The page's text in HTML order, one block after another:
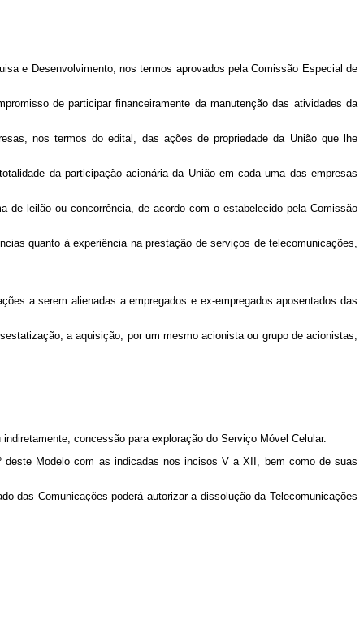
e Desenvolvimento, nos termos aprovados pela Comissão Especial de
de participar financeiramente da manutenção das atividades da
nos termos do edital, das ações de propriedade da União que lhe
da participação acionária da União em cada uma das empresas
de leilão ou concorrência, de acordo com o estabelecido pela Comissão
quanto à experiência na prestação de serviços de telecomunicações,
a serem alienadas a empregados e ex-empregados aposentados das
a aquisição, por um mesmo acionista ou grupo de acionistas,
concessão para exploração do Serviço Móvel Celular.
deste Modelo com as indicadas nos incisos V a XII, bem como de suas
das Comunicações poderá autorizar a dissolução da Telecomunicações